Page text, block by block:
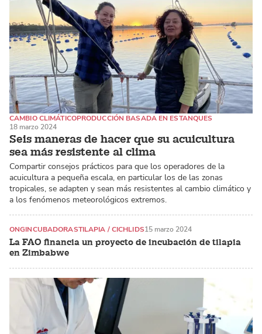
Seis maneras de hacer que su acuicultura
sea más resistente al clima
CAMBIO CLIMÁTICOPRODUCCIÓN BASADA EN ESTANQUES
CAMARONES
18 marzo 2024
Compartir consejos prácticos para que los operadores de la
acuicultura a pequeña escala, en particular los de las zonas
tropicales, se adapten y sean más resistentes al cambio climático y
a los fenómenos meteorológicos extremos.
La FAO financia un proyecto de incubación de tilapia
en Zimbabwe
ONGINCUBADORASTILAPIA / CICHLIDS15 marzo 2024